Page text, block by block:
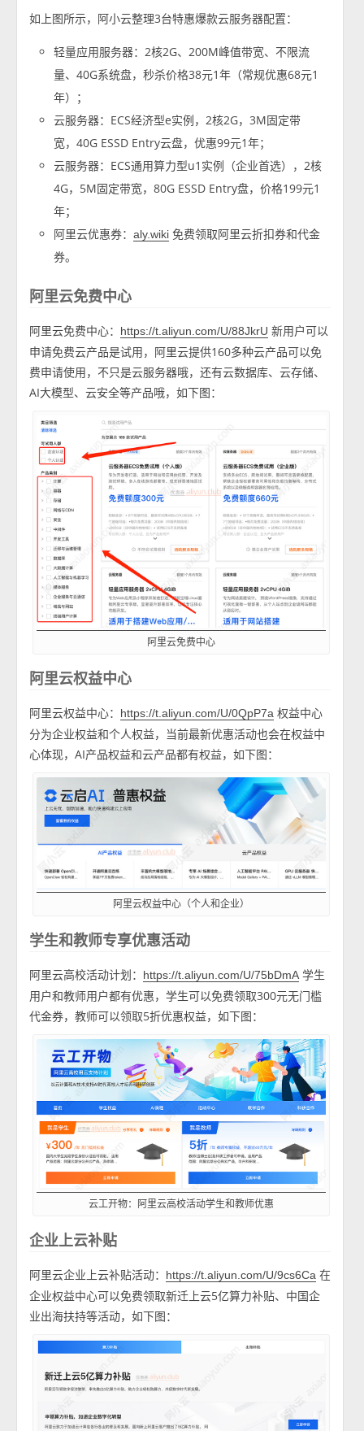
如上图所示，阿小云整理3台特惠爆款云服务器配置：
轻量应用服务器：2核2G、200M峰值带宽、不限流
量、40G系统盘，秒杀价格38元1年（常规优惠68元1
年）；
云服务器：ECS经济型e实例，2核2G，3M固定带
宽，40G ESSD Entry云盘，优惠99元1年；
云服务器：ECS通用算力型u1实例（企业首选），2核
4G，5M固定带宽，80G ESSD Entry盘，价格199元1
年；
阿里云优惠券：aly.wiki 免费领取阿里云折扣券和代金
券。
阿里云免费中心
阿里云免费中心： https://t.aliyun.com/U/88JkrU 新用户可以
申请免费云产品是试用，阿里云提供160多种云产品可以免
费申请使用，不只是云服务器哦，还有云数据库、云存储、
AI大模型、云安全等产品哦，如下图：
阿里云免费中心
阿里云权益中心
阿里云权益中心： https://t.aliyun.com/U/0QpP7a 权益中心
分为企业权益和个人权益，当前最新优惠活动也会在权益中
心体现，AI产品权益和云产品都有权益，如下图：
阿里云权益中心（个人和企业）
学生和教师专享优惠活动
阿里云高校活动计划： https://t.aliyun.com/U/75bDmA学生
用户和教师用户都有优惠，学生可以免费领取300元无门槛
代金券，教师可以领取5折优惠权益，如下图：
云工开物：阿里云高校活动学生和教师优惠
企业上云补贴
阿里云企业上云补贴活动： https://t.aliyun.com/U/9cs6Ca 在
企业权益中心可以免费领取新迁上云5亿算力补贴、中国企
业出海扶持等活动，如下图：